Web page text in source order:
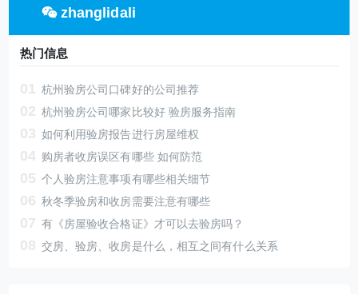
zhanglidali
热门信息
杭州验房公司口碑好的公司推荐
杭州验房公司哪家比较好 验房服务指南
如何利用验房报告进行房屋维权
购房者收房误区有哪些 如何防范
个人验房注意事项有哪些相关细节
秋冬季验房和收房需要注意有哪些
有《房屋验收合格证》才可以去验房吗？
交房、验房、收房是什么，相互之间有什么关系